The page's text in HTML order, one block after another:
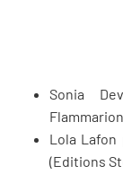
Sonia
Lola Lafon
(Editions